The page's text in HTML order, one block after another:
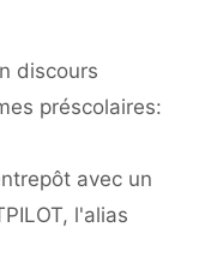
discours
préscolaires:
avec un
l'alias